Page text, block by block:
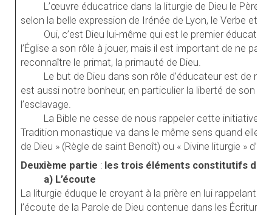
L’œuvre éducatrice dans la liturgie de Dieu le Père
selon la belle expression de Irénée de Lyon, le Verbe et
Oui, c’est Dieu lui-même qui est le premier
l’Église a son rôle à jouer, mais il est important de ne pas
reconnaître le primat, la primauté de Dieu.
Le but de Dieu dans son rôle d’éducateur est de
est aussi notre bonheur, en particulier la liberté de son
l’esclavage.
La Bible ne cesse de nous rappeler cette initiative
Tradition monastique va dans le même sens quand elle
de Dieu » (Règle de saint Benoît) ou « Divine liturgie »
Deuxième partie : les trois éléments constitutifs de
a) L’écoute
La liturgie éduque le croyant à la prière en lui rappelant
l’écoute de la Parole de Dieu contenue dans les